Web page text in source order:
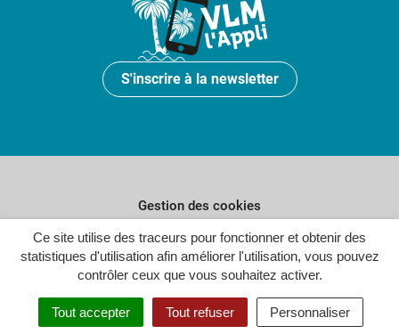
Ce site utilise des traceurs pour fonctionner et obtenir des
statistiques d'utilisation afin améliorer l'utilisation, vous pouvez
contrôler ceux que vous souhaitez activer.
Tout accepter Tout refuser Personnaliser
S'inscrire à la newsletter
Gestion des cookies
Plan du site
Politique de confidentialité
Crédits